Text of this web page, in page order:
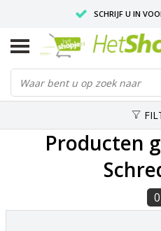
SCHRIJF U IN
VOOR 18:00 BESTELD, IS
Producten
0